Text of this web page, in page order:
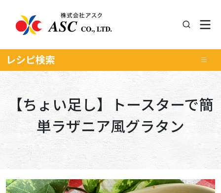
レシピ検索
【ちょい足し】トースターで簡
単ラザニア風グラタン